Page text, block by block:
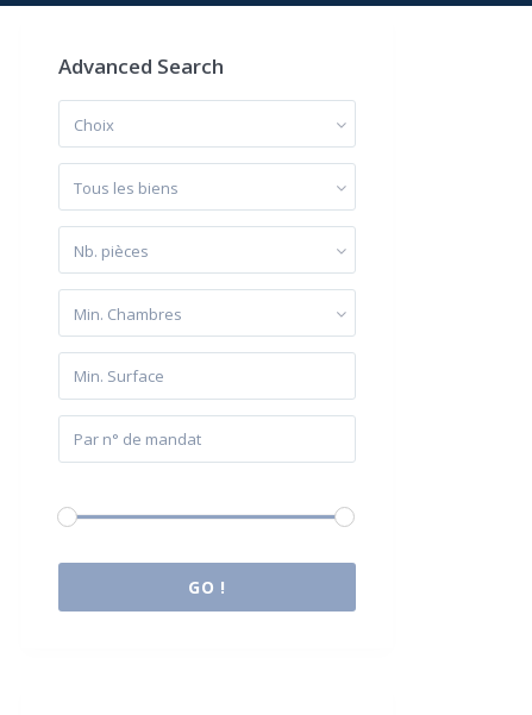
Advanced Search
Choix
Tous les biens
Nb. pièces
Min. Chambres
GO !